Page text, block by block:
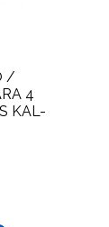
/
4
KAL-